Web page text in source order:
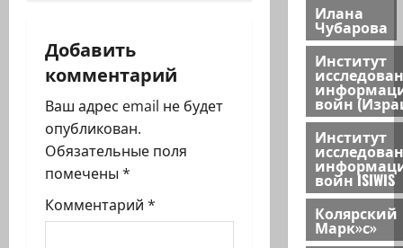
и
я
з
а
п
Добавить
комментарий
Ваш адрес email не будет
опубликован.
Обязательные поля
помечены *
Комментарий *
Илана
Чубарова
Институт
войн
Институт
войн ISIWIS
Колярский
Марк»с»